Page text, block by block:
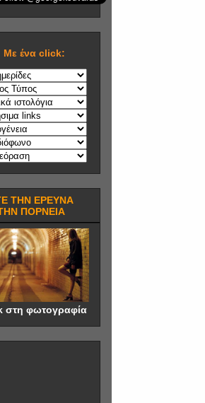
Mε ένα click:
ΤΗΝ ΕΡΕΥΝΑ
ΠΟΡΝΕΙΑ
στη φωτογραφία